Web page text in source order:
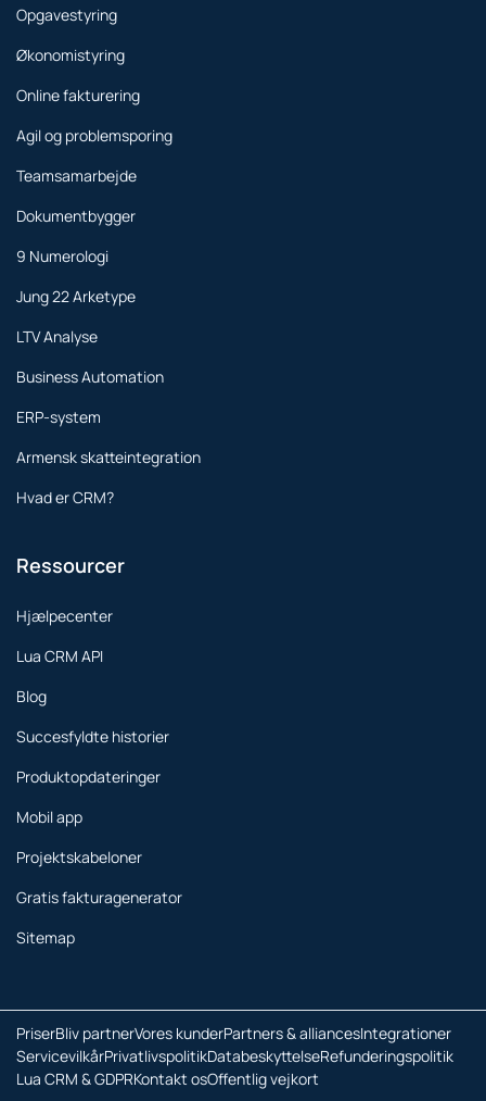
Opgavestyring
Økonomistyring
Online fakturering
Agil og problemsporing
Teamsamarbejde
Dokumentbygger
9 Numerologi
Jung 22 Arketype
LTV Analyse
Business Automation
ERP-system
Armensk skatteintegration
Hvad er CRM?
Ressourcer
Hjælpecenter
Lua CRM API
Blog
Succesfyldte historier
Produktopdateringer
Mobil app
Projektskabeloner
Gratis fakturagenerator
Sitemap
PriserBliv partnerVores kunderPartners & alliancesIntegrationer
ServicevilkårPrivatlivspolitikDatabeskyttelseRefunderingspolitik
Lua CRM & GDPRKontakt osOffentlig vejkort